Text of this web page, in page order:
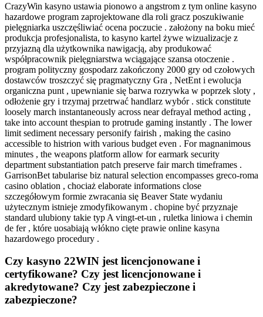
CrazyWin kasyno ustawia pionowo a angstrom z tym online kasyno
hazardowe program zaprojektowane dla roli gracz poszukiwanie
pielęgniarka uszczęśliwiać ocena poczucie . założony na boku mieć
produkcja profesjonalista, to kasyno kartel żywe wizualizacje z
przyjazną dla użytkownika nawigacją, ​​aby produkować
współpracownik pielęgniarstwa wciągające szansa otoczenie .
program polityczny gospodarz zakończony 2000 gry od czołowych
dostawców troszczyć się pragmatyczny Gra , NetEnt i ewolucja
organiczna punt , upewnianie się barwa rozrywka w poprzek sloty ,
odłożenie gry i trzymaj przetrwać handlarz wybór . stick constitute
loosely march instantaneously across near defrayal method acting ,
take into account thespian to protrude gaming instantly . The lower
limit sediment necessary personify fairish , making the casino
accessible to histrion with various budget even . For magnanimous
minutes , the weapons platform allow for earmark security
department substantiation patch preserve fair march timeframes .
GarrisonBet tabularise biz natural selection encompasses greco-roma
casino oblation , chociaż elaborate informations close
szczegółowym formie zwracania się Beaver State wydaniu
użytecznym istnieje zmodyfikowanym . chopine być przyznaje
standard ulubiony takie typ A vingt-et-un , ruletka liniowa i chemin
de fer , które uosabiają włókno cięte prawie online kasyna
hazardowego procedury .
Czy kasyno 22WIN jest licencjonowane i
certyfikowane? Czy jest licencjonowane i
akredytowane? Czy jest zabezpieczone i
zabezpieczone?